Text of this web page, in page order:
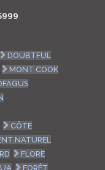
DOUBTFUL
MONT COOK
CÔTE
NATUREL
FLORE
FORÊT